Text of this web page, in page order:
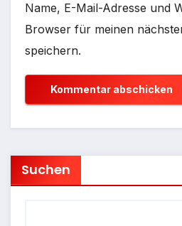
Name, E-Mail-Adresse und
Browser für meinen
speichern.
Suchen